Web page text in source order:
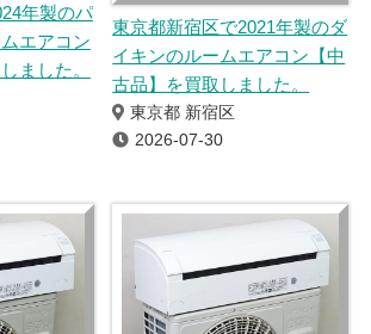
年製のパ
エアコン
ました。
東京都新宿区で2021年製のダ
イキンのルームエアコン【中
古品】を買取しました。
東京都 新宿区
2026-07-30